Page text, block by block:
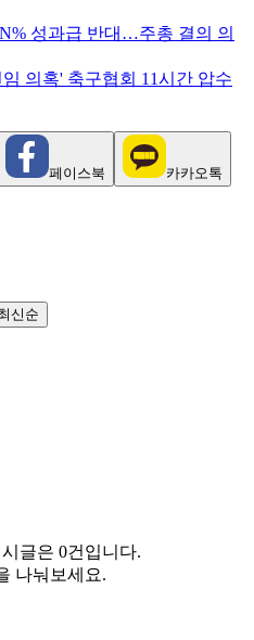
성과급 반대…주총 결의 의
의혹' 축구협회 11시간 압수
페이스북 카카오톡
신순
글은 0건입니다.
나눠보세요.